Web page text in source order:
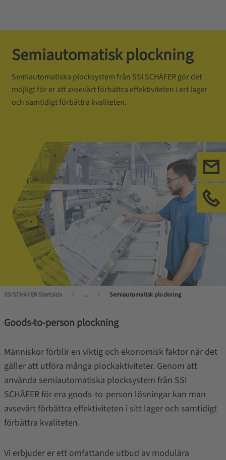
Semiautomatisk plockning
Semiautomatiska plocksystem från SSI SCHÄFER gör det
möjligt för er att avsevärt förbättra effektiviteten i ert lager
och samtidigt förbättra kvaliteten.
SSI SCHÄFER Startsida ... Semiautomatisk plockning
Goods-to-person plockning
Människor förblir en viktig och ekonomisk faktor när det
gäller att utföra många plockaktiviteter. Genom att
använda semiautomatiska plocksystem från SSI
SCHÄFER för era goods-to-person lösningar kan man
avsevärt förbättra effektiviteten i sitt lager och samtidigt
förbättra kvaliteten.
Vi erbjuder er ett omfattande utbud av modulära